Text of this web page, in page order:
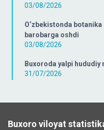
03/08/2026
O‘zbekistonda
barobarga oshdi
03/08/2026
Buxoroda yalpi hududiy
31/07/2026
Buxoro viloyat